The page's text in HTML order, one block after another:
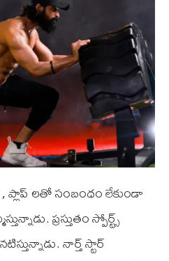
లతో సంబంధం లేకుండా
ప్రస్తుతం స్పోర్ట్స్
నార్త్ స్టార్